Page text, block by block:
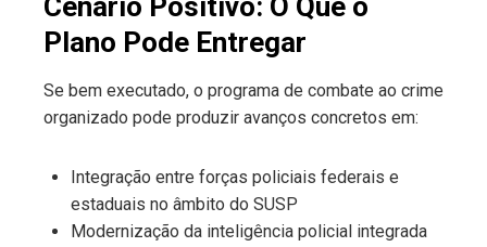
Cenário Positivo: O Que o
Plano Pode Entregar
Se bem executado, o programa de combate ao crime
organizado pode produzir avanços concretos em:
Integração entre forças policiais federais e
estaduais no âmbito do SUSP
Modernização da inteligência policial integrada